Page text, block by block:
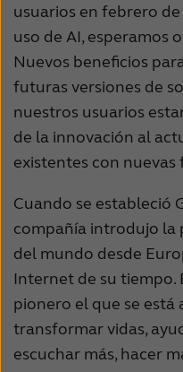
usuarios en febrero
uso de AI, esperamos
Nuevos beneficios
futuras versiones de
nuestros usuarios
de la innovación al
existentes con nuevas
Cuando se estableció
compañía introdujo la
del mundo desde
Internet de su tiempo.
pionero el que se
transformar vidas,
escuchar más, hacer